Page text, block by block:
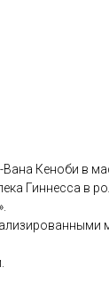
Кеноби в
Гиннесса в